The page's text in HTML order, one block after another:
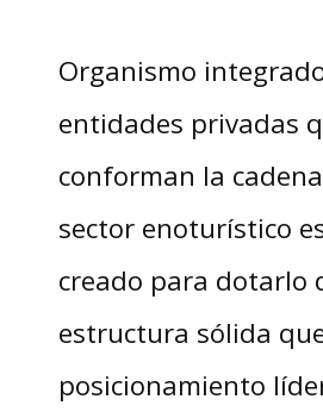
Organismo
entidades privadas
conforman la
sector enoturístico
creado para dotarlo
estructura sólida
posicionamiento